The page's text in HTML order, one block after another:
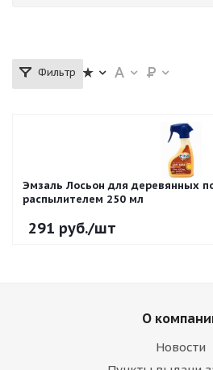
Фильтр
Эмзаль Лосьон для деревянных
распылителем 250 мл
291 руб./шт
О
Новости